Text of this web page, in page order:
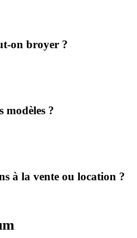
on broyer ?
modèles ?
à la vente ou location ?